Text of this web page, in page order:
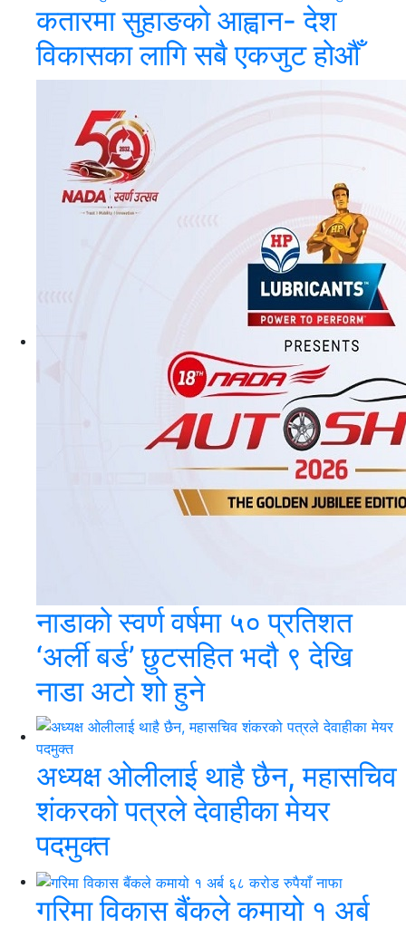
कतारमा सुहाङकाे आह्वान- देश
विकासका लागि सबै एकजुट होऔँ
नाडाको स्वर्ण वर्षमा ५० प्रतिशत
‘अर्ली बर्ड’ छुटसहित भदौ ९ देखि
नाडा अटो शो हुने
अध्यक्ष ओलीलाई थाहै छैन, महासचिव
शंकरको पत्रले देवाहीका मेयर
पदमुक्त
गरिमा विकास बैंकले कमायो १ अर्ब